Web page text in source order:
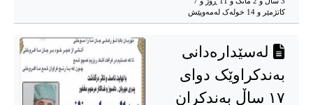
کاتژمێر و 14 خوله‌ک له‌مه‌وپێش‌
لەسێدارەدانی
بەندکراوێک دوای
١٧ ساڵ بەندکران